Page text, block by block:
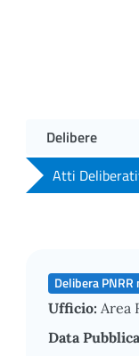
Delibere
Atti
Delibera
Ufficio: Area
Data